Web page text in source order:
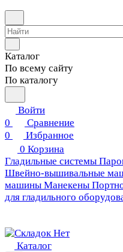
Каталог
По всему сайту
По каталогу
Войти
0
Сравнение
0
Избранное
0 Корзина
Гладильные системы
Швейно-вышивальные
машины Манекены
для гладильного
Каталог